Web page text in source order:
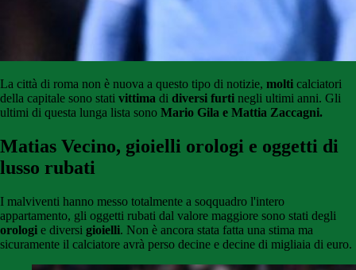
La città di roma non è nuova a questo tipo di notizie, molti calciatori
della capitale sono stati vittima di diversi furti negli ultimi anni. Gli
ultimi di questa lunga lista sono Mario Gila e Mattia Zaccagni.
Matias Vecino, gioielli orologi e oggetti di
lusso rubati
I malviventi hanno messo totalmente a soqquadro l'intero
appartamento, gli oggetti rubati dal valore maggiore sono stati degli
orologi e diversi gioielli. Non è ancora stata fatta una stima ma
sicuramente il calciatore avrà perso decine e decine di migliaia di euro.